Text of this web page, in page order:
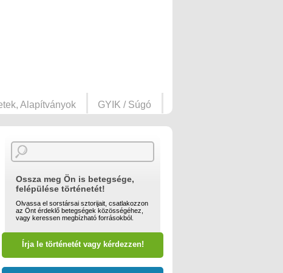
Alapítványok GYIK / Súgó
Ossza meg Ön is betegsége,
felépülése történetét!
Olvassa el sorstársai sztorijait, csatlakozzon
az Önt érdeklő betegségek közösségéhez,
vagy keressen megbízható forrásokból.
Írja le történetét vagy kérdezzen!